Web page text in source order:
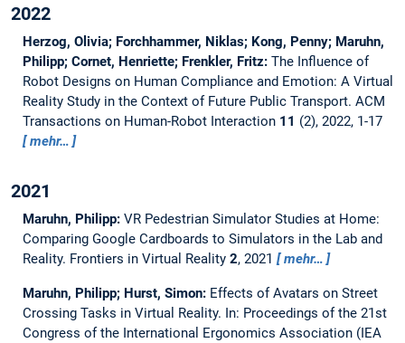
2022
Herzog, Olivia; Forchhammer, Niklas; Kong, Penny; Maruhn,
Philipp; Cornet, Henriette; Frenkler, Fritz: The Influence of
Robot Designs on Human Compliance and Emotion: A Virtual
Reality Study in the Context of Future Public Transport. ACM
Transactions on Human-Robot Interaction 11 (2), 2022, 1-17
mehr…
2021
Maruhn, Philipp: VR Pedestrian Simulator Studies at Home:
Comparing Google Cardboards to Simulators in the Lab and
Reality. Frontiers in Virtual Reality 2, 2021 mehr…
Maruhn, Philipp; Hurst, Simon: Effects of Avatars on Street
Crossing Tasks in Virtual Reality. In: Proceedings of the 21st
Congress of the International Ergonomics Association (IEA